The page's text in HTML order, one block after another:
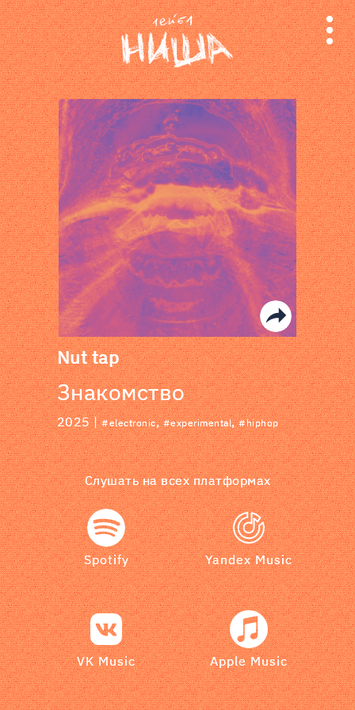
релизы
лейбл
поиск
Nut tap
Знакомство
2025 |#electronic,#experimental,#hiphop
Слушать на всех платформах
Spotify Yandex Music
VK Music Apple Music